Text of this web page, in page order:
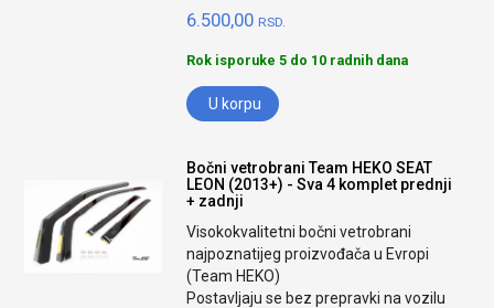
6.500,00 RSD.
Rok isporuke 5 do 10 radnih dana
U korpu
Bočni vetrobrani Team HEKO SEAT
LEON (2013+) - Sva 4 komplet prednji
+ zadnji
Visokokvalitetni bočni vetrobrani
najpoznatijeg proizvođača u Evropi
(Team HEKO)
Postavljaju se bez prepravki na vozilu